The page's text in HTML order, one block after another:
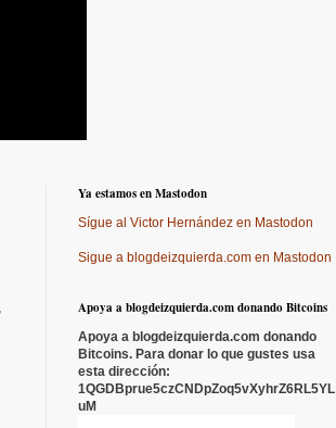
Ya estamos en Mastodon
Sígue al Victor Hernández en Mastodon
Sigue a blogdeizquierda.com en Mastodon
Apoya a blogdeizquierda.com donando Bitcoins
Apoya a blogdeizquierda.com donando
Bitcoins. Para donar lo que gustes usa
esta dirección:
1QGDBprue5czCNDpZoq5vXyhrZ6RL5YL
uM